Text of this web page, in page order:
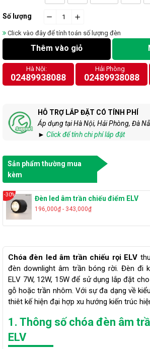
Số lượng
Click vào đây để tính toán số lượng đèn
Thêm vào giỏ
Hà Nội:
02489938088
Hải Phòng
02489938088
HỖ TRỢ LẮP ĐẶT CÓ TÍNH PHÍ
Áp dụng tại Hà Nội, Hải Phòng, Đà
► Click để tính chi phí lắp đặt
Sản phẩm thường mua
kèm
-30% Đèn led âm trần chiếu điểm ELV
196,000₫ - 343,000₫
Chóa đèn led âm trần chiếu rọi ELV
đèn downlight âm trần bóng rời. Đèn đi
ELV 7W, 12W, 15W để sử dụng lắp đặt
gỗ hoặc trần nhôm. Với sự đa dạng về
thiêt kế hiện đại hợp xu hướng kiến trúc
1. Thông số chóa đèn âm
ELV